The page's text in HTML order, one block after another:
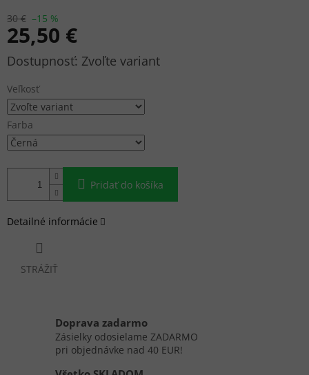
30 € –15 %
25,50 €
Jednotková
Zvoľte variant
Veľkosť
Farba
Pridať do košíka
Detailné informácie
STRÁŽIŤ
Doprava zadarmo
Zásielky odosielame ZADARMO
pri objednávke nad 40 EUR!